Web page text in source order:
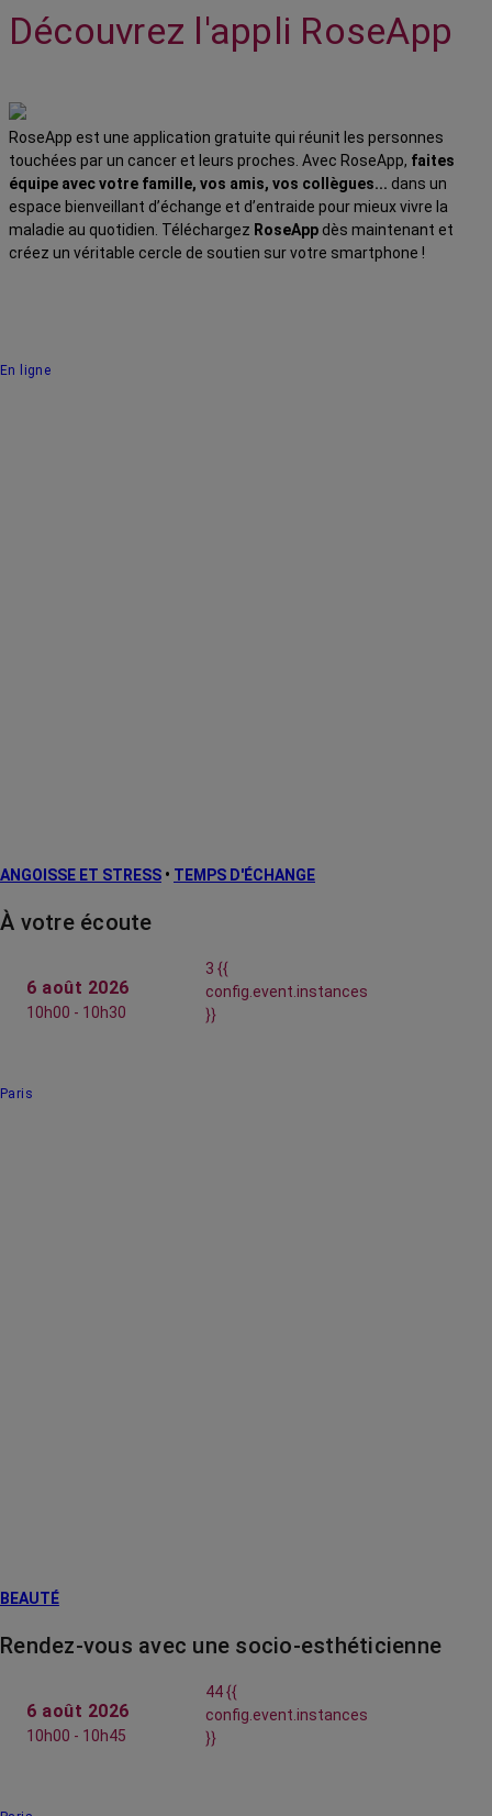
Découvrez l'appli RoseApp
RoseApp est une application gratuite qui réunit les personnes
touchées par un cancer et leurs proches. Avec RoseApp, faites
équipe avec votre famille, vos amis, vos collègues... dans un
espace bienveillant d’échange et d’entraide pour mieux vivre la
maladie au quotidien. Téléchargez RoseApp dès maintenant et
créez un véritable cercle de soutien sur votre smartphone !
En ligne
ANGOISSE ET STRESS • TEMPS D'ÉCHANGE
À votre écoute
6 août 2026
10h00 - 10h30
3 {{
config.event.instances
}}
Paris
BEAUTÉ
Rendez-vous avec une socio-esthéticienne
6 août 2026
10h00 - 10h45
44 {{
config.event.instances
}}